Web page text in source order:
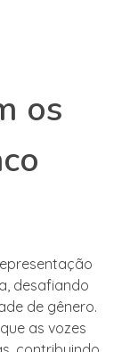
os
desafiando
de gênero.
as vozes